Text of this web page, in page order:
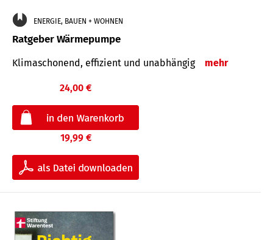
ENERGIE, BAUEN + WOHNEN
Ratgeber Wärmepumpe
Klimaschonend, effizient und unabhängig mehr
24,00 €
19,99 €